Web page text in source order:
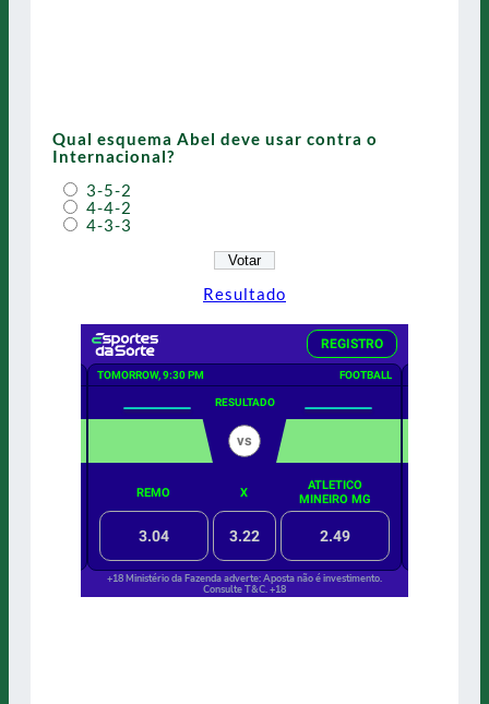
Qual esquema Abel deve usar contra o
Internacional?
3-5-2
4-4-2
4-3-3
Resultado